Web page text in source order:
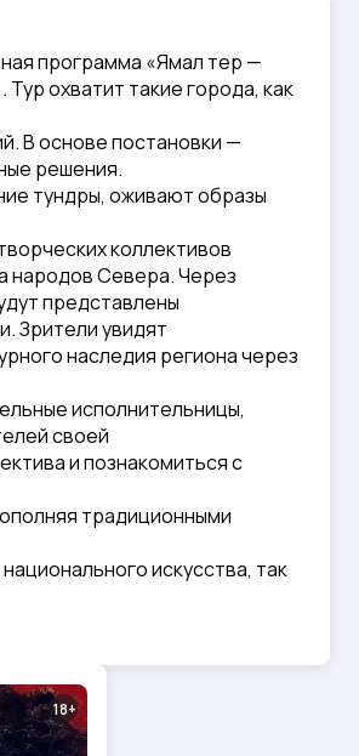
программа «Ямал тер —
охватит такие города, как
В основе постановки —
решения.
тундры, оживают образы
коллективов
народов Севера. Через
представлены
Зрители увидят
наследия региона через
исполнительницы,
своей
и познакомиться с
традиционными
искусства, так
18